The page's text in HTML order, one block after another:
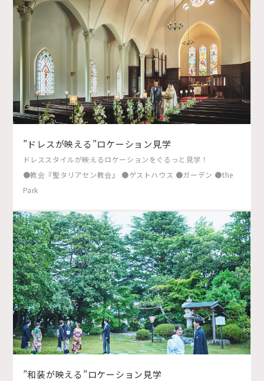
”ドレスが映える”ロケーション見学
ドレススタイルが映えるロケーションをぐるっと見学！
●教会『聖タリアセン教会』 ●ゲストハウス ●ガーデン ●the
Park
”和装が映える”ロケーション見学